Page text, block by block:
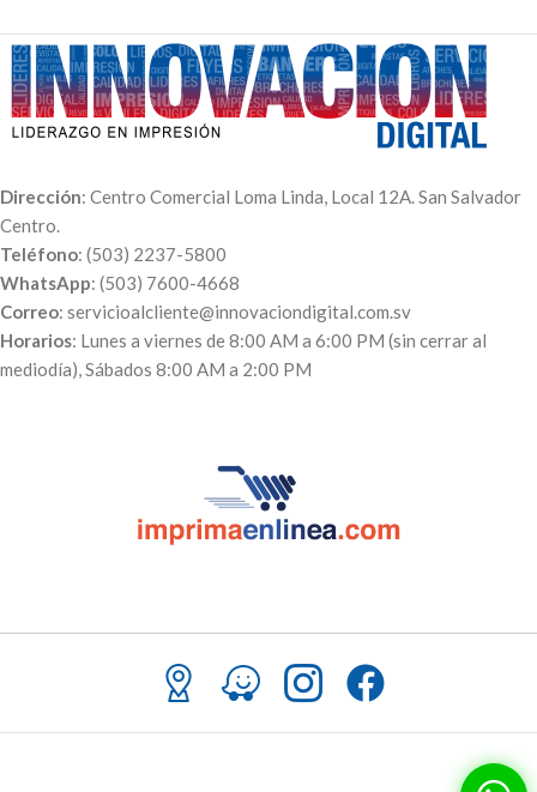
temporada que puedes
seleccionar para entretener a los
niños o puedes enviarnos
cualquier imagen que deseas
imprimir. Selecciona uno de
o imagen por Correo:
servicioalcliente@innovaciondigital.com.sv
Paquete de 100 unidades
$113.00$80.00
Paquete de 250 unidades
$251.00$142.50
Dirección: Centro Comercial Loma Linda, Local 12A. San Salvador
Centro.
Teléfono: (503) 2237-5800
WhatsApp: (503) 7600-4668
Correo: servicioalcliente@innovaciondigital.com.sv
Horarios: Lunes a viernes de 8:00 AM a 6:00 PM (sin cerrar al
mediodía), Sábados 8:00 AM a 2:00 PM